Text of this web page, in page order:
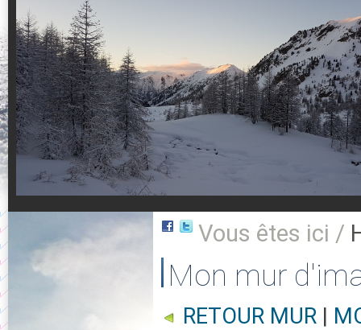
Aujourd'hui : T° Min :°CT° Max :°C |
Suivez en direct l'actualité des stations
Vous êtes ici /
Mon mur
RETOUR MUR |